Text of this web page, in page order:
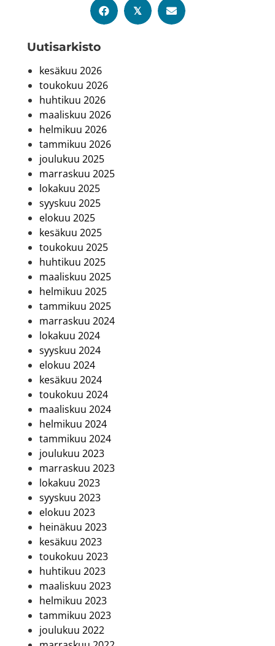
Uutis­arkisto
kesäkuu 2026
toukokuu 2026
huhtikuu 2026
maaliskuu 2026
helmikuu 2026
tammikuu 2026
joulukuu 2025
marraskuu 2025
lokakuu 2025
syyskuu 2025
elokuu 2025
kesäkuu 2025
toukokuu 2025
huhtikuu 2025
maaliskuu 2025
helmikuu 2025
tammikuu 2025
marraskuu 2024
lokakuu 2024
syyskuu 2024
elokuu 2024
kesäkuu 2024
toukokuu 2024
maaliskuu 2024
helmikuu 2024
tammikuu 2024
joulukuu 2023
marraskuu 2023
lokakuu 2023
syyskuu 2023
elokuu 2023
heinäkuu 2023
kesäkuu 2023
toukokuu 2023
huhtikuu 2023
maaliskuu 2023
helmikuu 2023
tammikuu 2023
joulukuu 2022
𝕏